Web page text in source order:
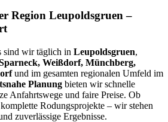
Region Leupoldsgruen –
sind wir täglich in Leupoldsgruen,
Weißdorf, Münchberg,
und im gesamten regionalen Umfeld im
Planung bieten wir schnelle
Anfahrtswege und faire Preise. Ob
Rodungsprojekte – wir stehen
zuverlässige Ergebnisse.